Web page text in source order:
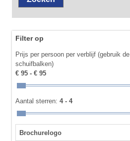
Filter op
Prijs per persoon per verblijf (gebruik de
schuifbalken)
€ 95 - € 95
Aantal sterren:4 - 4
Brochurelogo